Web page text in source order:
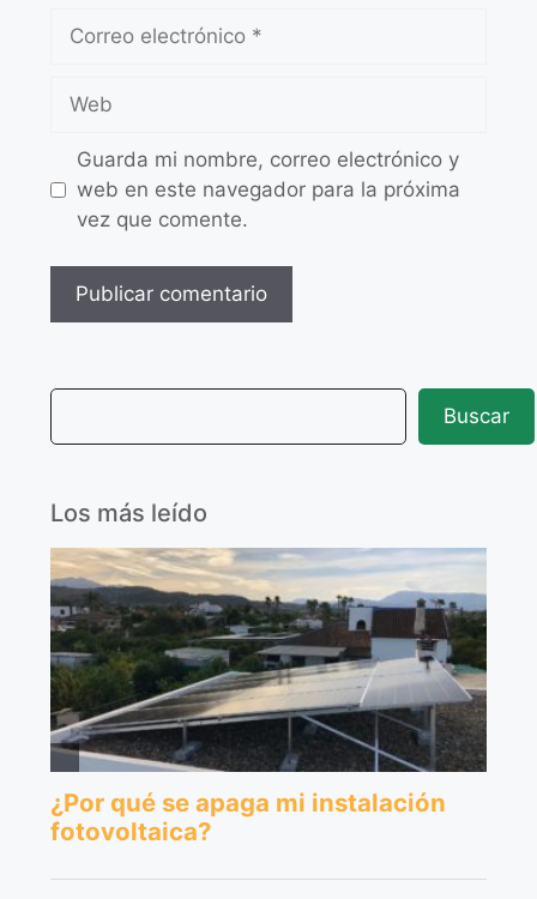
Guarda mi nombre, correo electrónico y
web en este navegador para la próxima
vez que comente.
Buscar
Los más leído